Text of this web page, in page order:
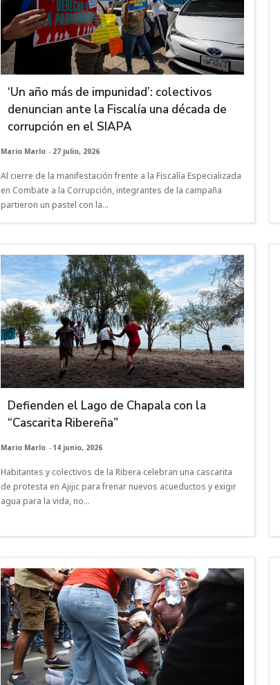
‘Un año más de impunidad’: colectivos
denuncian ante la Fiscalía una década de
corrupción en el SIAPA
Mario Marlo - 27 julio, 2026
Al cierre de la manifestación frente a la Fiscalía Especializada
en Combate a la Corrupción, integrantes de la campaña
partieron un pastel con la...
Defienden el Lago de Chapala con la
“Cascarita Ribereña”
Mario Marlo - 14 junio, 2026
Habitantes y colectivos de la Ribera celebran una cascarita
de protesta en Ajijic para frenar nuevos acueductos y exigir
agua para la vida, no...